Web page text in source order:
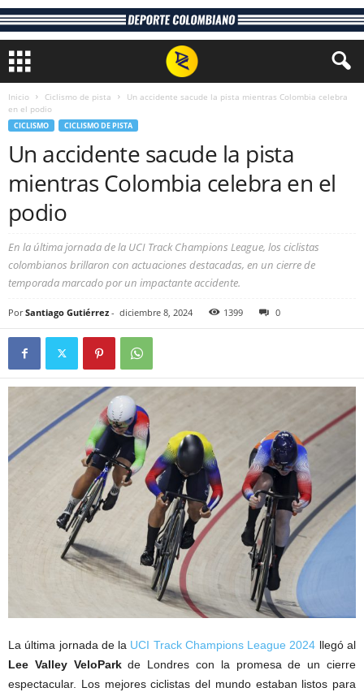
Inicio Ciclismo de pista
Un accidente sacude la pista mientras Colombia celebra
en el podio
CICLISMO CICLISMO DE PISTA
Un accidente sacude la pista
mientras Colombia celebra en el
podio
En la última jornada de la UCI Track Champions League, los ciclistas
colombianos brillaron con actuaciones destacadas, en un cierre de
temporada marcado por un impactante accidente.
Por Santiago Gutiérrez - diciembre 8, 2024 1399 0
La última jornada de la UCI Track Champions League 2024 llegó al
Lee Valley VeloParkde Londres con la promesa de un cierre
espectacular. Los mejores ciclistas del mundo estaban listos para